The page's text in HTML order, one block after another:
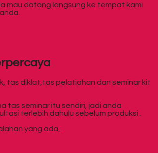
mau datang langsung ke tempat kami
tas diklat,tas pelatiahan dan seminar kit
tas seminar itu sendiri, jadi anda
terlebih dahulu sebelum produksi .
yang ada,.